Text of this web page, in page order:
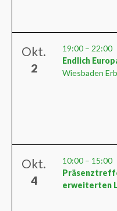
Okt.
2
19:00 – 22:00
Endlich
Wiesbaden
Okt.
4
10:00 – 15:00
erweiterten